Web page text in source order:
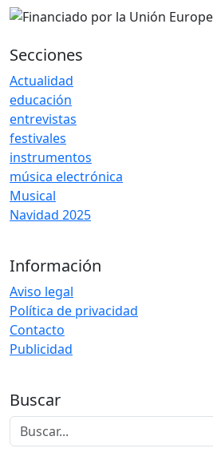
Secciones
Actualidad
educación
entrevistas
festivales
instrumentos
música electrónica
Musical
Navidad 2025
Información
Aviso legal
Política de privacidad
Contacto
Publicidad
Buscar